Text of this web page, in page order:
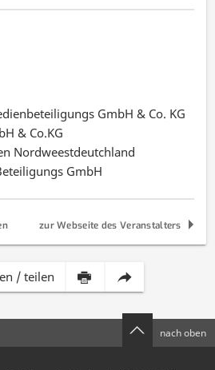
GmbH & Co. KG
& Co.KG
Nordweestdeutchland
GmbH
zur Webseite des Veranstalters
/ teilen
Inhalt Diese
per
nach oben